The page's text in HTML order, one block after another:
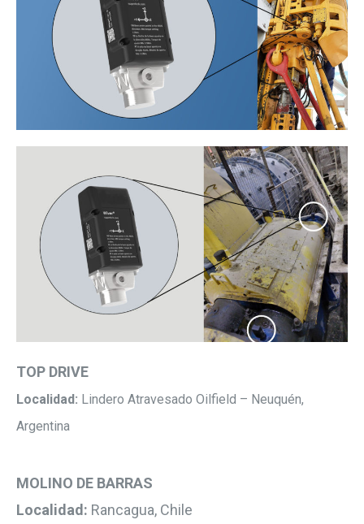
TOP DRIVE
Localidad: Lindero Atravesado Oilfield – Neuquén,
Argentina
MOLINO DE BARRAS
Localidad: Rancagua, Chile